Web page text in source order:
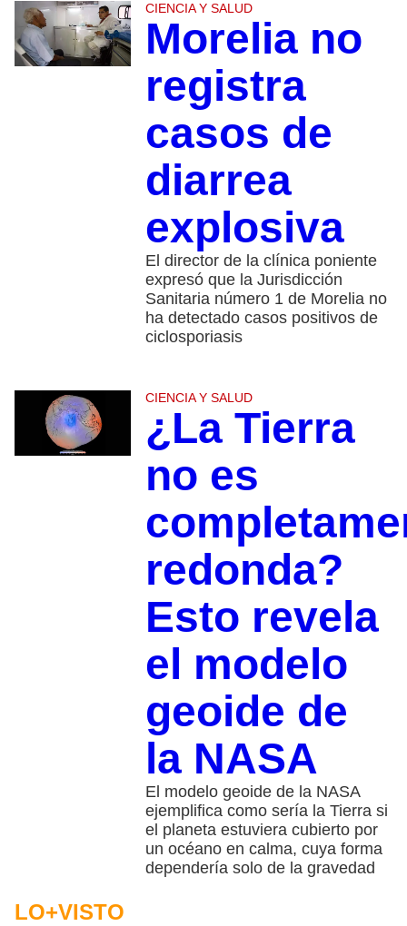
CIENCIA Y SALUD
Morelia no
registra
casos de
diarrea
explosiva
El director de la clínica poniente
expresó que la Jurisdicción
Sanitaria número 1 de Morelia no
ha detectado casos positivos de
ciclosporiasis
CIENCIA Y SALUD
¿La Tierra
no es
redonda?
Esto revela
el modelo
geoide de
la NASA
El modelo geoide de la NASA
ejemplifica como sería la Tierra si
el planeta estuviera cubierto por
un océano en calma, cuya forma
dependería solo de la gravedad
LO+VISTO